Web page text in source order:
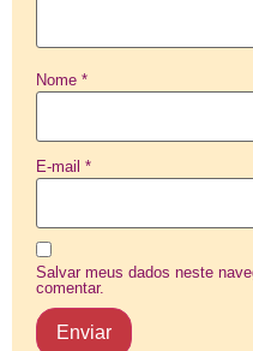
Nome *
E-mail *
Salvar meus dados neste
comentar.